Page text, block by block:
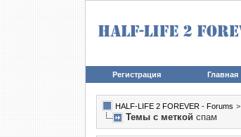
Регистрация Главная
HALF-LIFE 2 FOREVER - Forums >
Темы с меткой спам